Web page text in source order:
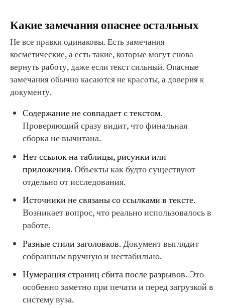
Какие замечания опаснее остальных
Не все правки одинаковы. Есть замечания
косметические, а есть такие, которые могут снова
вернуть работу, даже если текст сильный. Опасные
замечания обычно касаются не красоты, а доверия к
документу.
Содержание не совпадает с текстом.
Проверяющий сразу видит, что финальная
сборка не вычитана.
Нет ссылок на таблицы, рисунки или
приложения.Объекты как будто существуют
отдельно от исследования.
Источники не связаны со ссылками в тексте.
Возникает вопрос, что реально использовалось в
работе.
Разные стили заголовков.Документ выглядит
собранным вручную и нестабильно.
Нумерация страниц сбита после разрывов.Это
особенно заметно при печати и перед загрузкой в
систему вуза.